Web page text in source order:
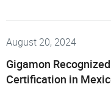
August 20, 2024
Gigamon
Certification in